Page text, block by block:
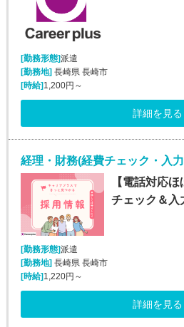
[勤務形態]派遣
[勤務地] 長崎県 長崎市
[時給] 1,200円～
詳細を見る
経理・財務(経費チェック・入
【電話対応
チェック＆
[勤務形態]派遣
[勤務地]長崎県 長崎市
[時給]1,220円～
詳細を見る